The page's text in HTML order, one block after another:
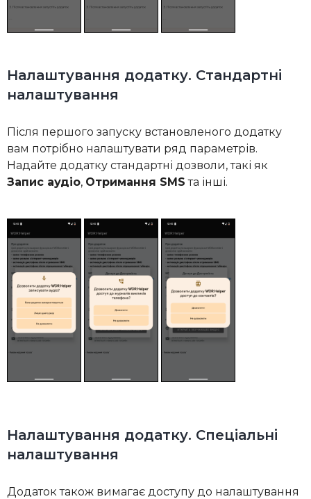
Налаштування додатку. Стандартні
налаштування
Після першого запуску встановленого додатку
вам потрібно налаштувати ряд параметрів.
Надайте додатку стандартні дозволи, такі як
Запис аудіо, Отримання SMS та інші.
Налаштування додатку. Спеціальні
налаштування
Додаток також вимагає доступу до налаштування